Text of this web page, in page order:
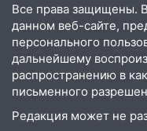
09:35 В
будут судить за
млн рублей
08:22
Все права защищены.
данном веб-сайте,
персонального
дальнейшему
распространению в
письменного
Редакция может не